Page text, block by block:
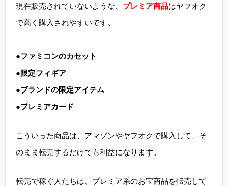
現在販売されていないような、 プレミア商品はヤフオク
で高く購入されやすいです。
●ファミコンのカセット
●限定フィギア
●ブランドの限定アイテム
●プレミアカード
こういった商品は、アマゾンやヤフオクで購入して、そ
のまま転売するだけでも利益になります。
転売で稼ぐ人たちは、プレミア系のお宝商品を転売して